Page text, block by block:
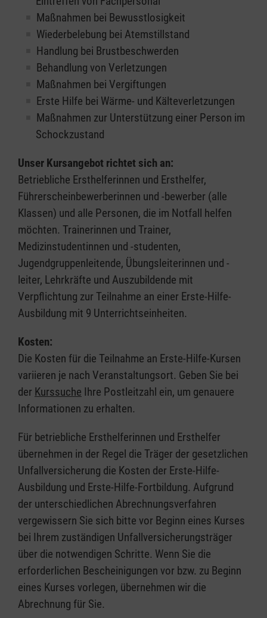
Maßnahmen bei Bewusstlosigkeit
Wiederbelebung bei Atemstillstand
Handlung bei Brustbeschwerden
Behandlung von Verletzungen
Maßnahmen bei Vergiftungen
Erste Hilfe bei Wärme- und Kälteverletzungen
Maßnahmen zur Unterstützung einer Person im
Schockzustand
Unser Kursangebot richtet sich an:
Betriebliche Ersthelferinnen und Ersthelfer,
Führerscheinbewerberinnen und -bewerber (alle
Klassen) und alle Personen, die im Notfall helfen
möchten. Trainerinnen und Trainer,
Medizinstudentinnen und -studenten,
Jugendgruppenleitende, Übungsleiterinnen und -
leiter, Lehrkräfte und Auszubildende mit
Verpflichtung zur Teilnahme an einer Erste-Hilfe-
Ausbildung mit 9 Unterrichtseinheiten.
Kosten:
Die Kosten für die Teilnahme an Erste-Hilfe-Kursen
variieren je nach Veranstaltungsort. Geben Sie bei
der Kurssuche Ihre Postleitzahl ein, um genauere
Informationen zu erhalten.
Für betriebliche Ersthelferinnen und Ersthelfer
übernehmen in der Regel die Träger der gesetzlichen
Unfallversicherung die Kosten der Erste-Hilfe-
Ausbildung und Erste-Hilfe-Fortbildung. Aufgrund
der unterschiedlichen Abrechnungsverfahren
vergewissern Sie sich bitte vor Beginn eines Kurses
bei Ihrem zuständigen Unfallversicherungsträger
über die notwendigen Schritte. Wenn Sie die
erforderlichen Bescheinigungen vor bzw. zu Beginn
eines Kurses vorlegen, übernehmen wir die
Abrechnung für Sie.